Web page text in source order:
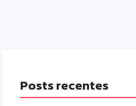
Posts recentes